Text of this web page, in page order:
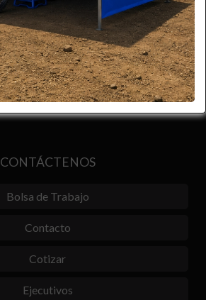
Compartir
CONTÁCTENOS
Bolsa de Trabajo
Contacto
Cotizar
Ejecutivos